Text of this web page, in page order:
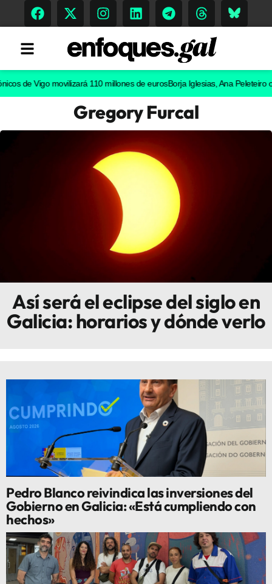
Innova
Vigo movilizará 110 millones de eurosBorja Iglesias, Ana Peleteiro o Abel
Gregory Furcal
Así será el eclipse del siglo en
Galicia: horarios y dónde verlo
Pedro Blanco reivindica las inversiones del
Gobierno en Galicia: «Está cumpliendo con
hechos»